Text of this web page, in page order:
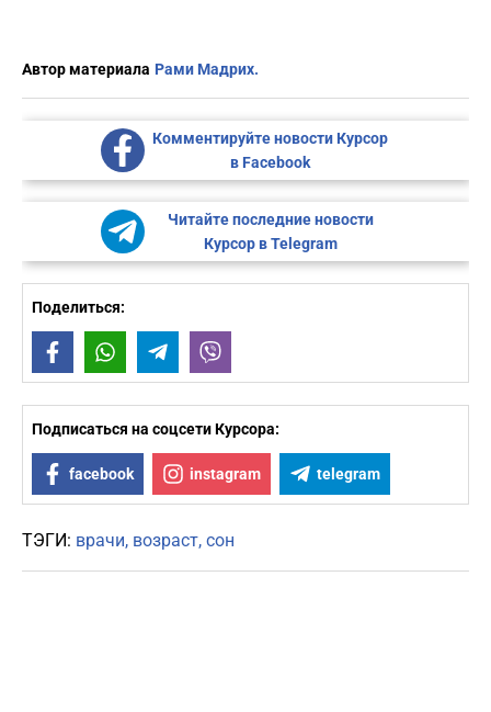
Автор материала Рами Мадрих.
Комментируйте новости Курсор
в Facebook
Читайте последние новости
Курсор в Telegram
Поделиться:
FacebookWhatsAppTelegram
Подписаться на соцсети Курсора:
facebook instagram telegram
ТЭГИ: врачи возраст сон